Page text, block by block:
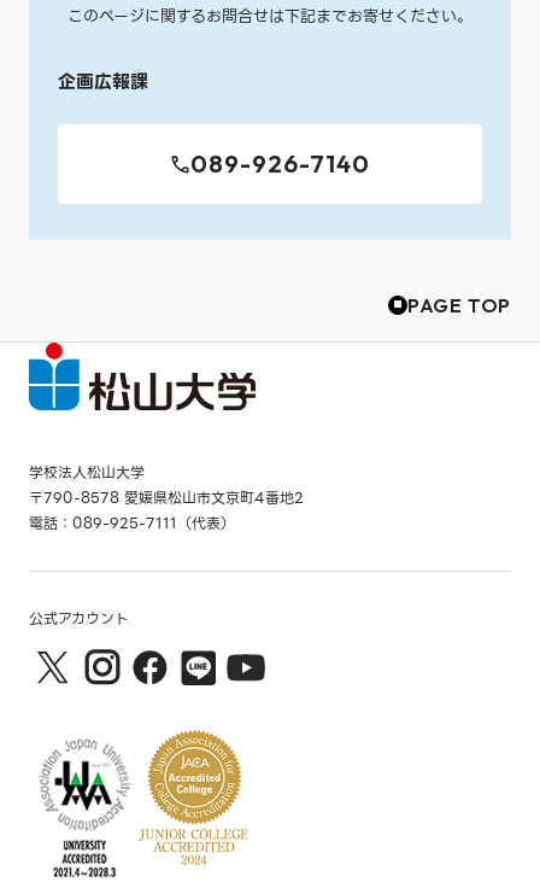
このページに関するお問合せは下記までお寄せください。
企画広報課
089-926-7140
PAGE TOP
学校法人松山大学
〒790-8578 愛媛県松山市文京町4番地2
電話：089-925-7111（代表）
公式アカウント